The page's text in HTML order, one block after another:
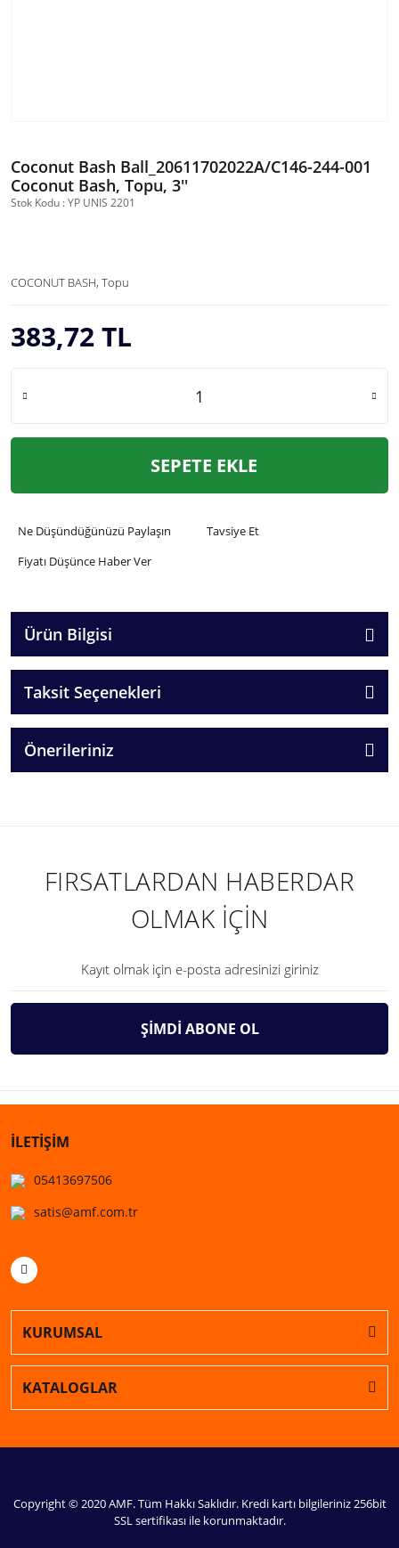
Coconut Bash Ball_20611702022A/C146-244-001
Coconut Bash, Topu, 3''
Stok Kodu : YP UNIS 2201
COCONUT BASH, Topu
383,72 TL
SEPETE EKLE
Ne Düşündüğünüzü Paylaşın
Tavsiye Et
Fiyatı Düşünce Haber Ver
Ürün Bilgisi
Taksit Seçenekleri
Önerileriniz
FIRSATLARDAN HABERDAR
OLMAK İÇİN
ŞİMDİ ABONE OL
İLETİŞİM
05413697506
satis@amf.com.tr
KURUMSAL
KATALOGLAR
Copyright © 2020 AMF. Tüm Hakkı Saklıdır. Kredi kartı bilgileriniz 256bit
SSL sertifikası ile korunmaktadır.